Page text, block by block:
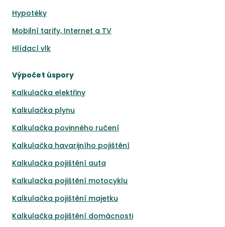
Hypotéky
Mobilní tarify, Internet a TV
Hlídací vlk
Výpočet úspory
Kalkulačka elektřiny
Kalkulačka plynu
Kalkulačka povinného ručení
Kalkulačka havarijního pojištění
Kalkulačka pojištění auta
Kalkulačka pojištění motocyklu
Kalkulačka pojištění majetku
Kalkulačka pojištění domácnosti